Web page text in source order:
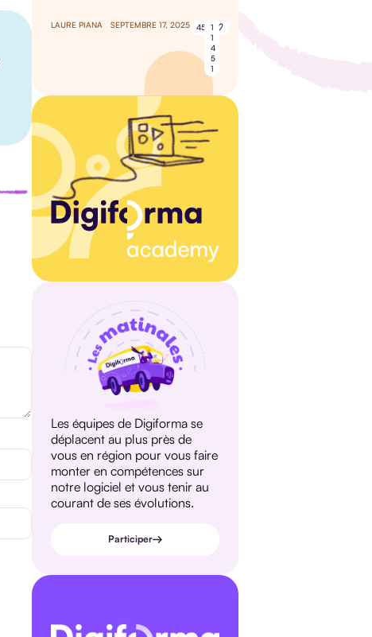
LAURE PIANA SEPTEMBRE 17, 2025 45 1
1
4
5
1
Les équipes de Digiforma se
déplacent au plus près de
vous en région pour vous faire
monter en compétences sur
notre logiciel et vous tenir au
courant de ses évolutions.
Participer